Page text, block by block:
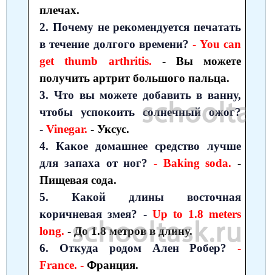
плечах.
2. Почему не рекомендуется печатать
в течение долгого времени? - You can
get thumb arthritis. - Вы можете
получить артрит большого пальца.
3. Что вы можете добавить в ванну,
чтобы успокоить солнечный ожог?
- Vinegar.- Уксус.
4. Какое домашнее средство лучше
для запаха от ног? - Baking soda. -
Пищевая сода.
5. Какой длины восточная
коричневая змея? -Up to 1.8 meters
long.- До 1.8 метров в длину.
6. Откуда родом Ален Робер? -
France. - Франция.